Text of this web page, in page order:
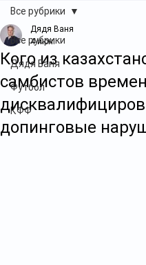
Все рубрики
Дядя Ваня
Футбол
КФФ
Все рубрики
Кого из
самбистов
допинговые
Дядя Ваня
4 июн.